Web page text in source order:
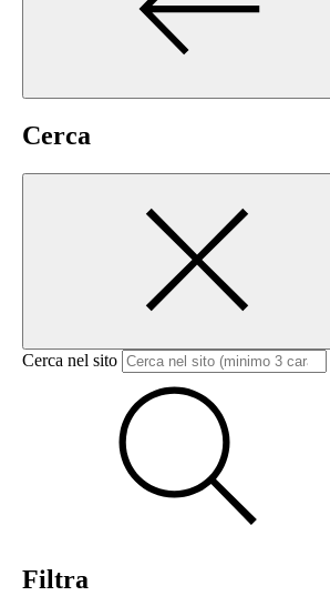
Cerca
Cerca nel sito
Filtra